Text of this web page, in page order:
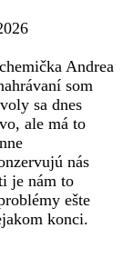
Andrea
som
sa dnes
ale má to
nás
je nám to
ešte
konci.